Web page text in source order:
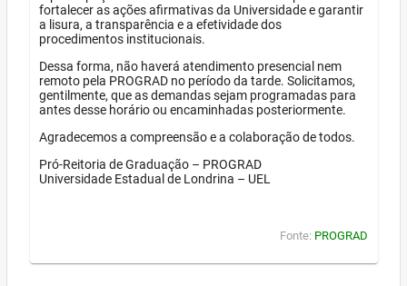
fortalecer as ações afirmativas da Universidade e garantir
a lisura, a transparência e a efetividade dos
procedimentos institucionais.
Dessa forma, não haverá atendimento presencial nem
remoto pela PROGRAD no período da tarde. Solicitamos,
gentilmente, que as demandas sejam programadas para
antes desse horário ou encaminhadas posteriormente.
Agradecemos a compreensão e a colaboração de todos.
Pró-Reitoria de Graduação – PROGRAD
Universidade Estadual de Londrina – UEL
Fonte: PROGRAD